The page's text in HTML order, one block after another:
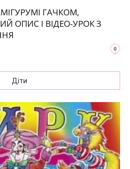
ГАЧКОМ,
ОПИС І ВІДЕО-УРОК З
0
Діти